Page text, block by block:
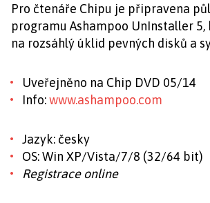
Pro čtenáře Chipu je připravena
programu Ashampoo UnInstaller
na rozsáhlý úklid pevných disků a
Uveřejněno na Chip DVD 05/14
Info:www.ashampoo.com
Jazyk: česky
OS: Win XP/Vista/7/8 (32/64 bit)
Registrace online